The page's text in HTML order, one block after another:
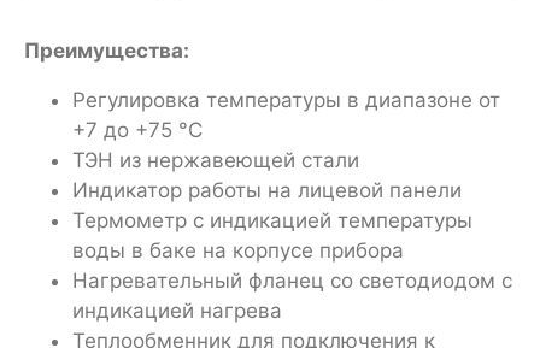
Преимущества:
Регулировка температуры в диапазоне от
+7 до +75 °С
ТЭН из нержавеющей стали
Индикатор работы на лицевой панели
Термометр с индикацией температуры
воды в баке на корпусе прибора
Нагревательный фланец со светодиодом с
индикацией нагрева
Теплообменник для подключения к